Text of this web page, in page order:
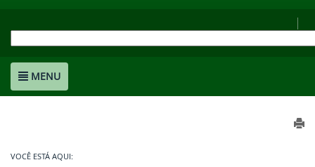
MENU
VOCÊ ESTÁ AQUI: